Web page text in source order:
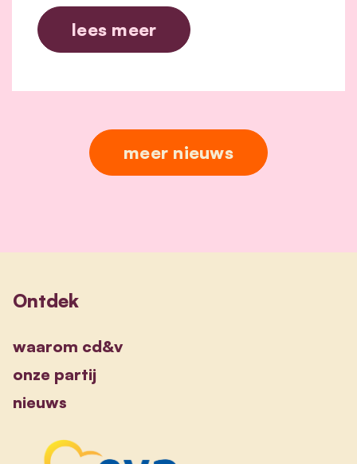
lees meer
meer nieuws
Ontdek
waarom cd&v
onze partij
nieuws